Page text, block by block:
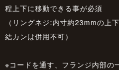
程上下に移動できる事が必須
（リングネジ:内寸約23mmの上
結カンは併用不可）
※コードを通す、フランジ内部